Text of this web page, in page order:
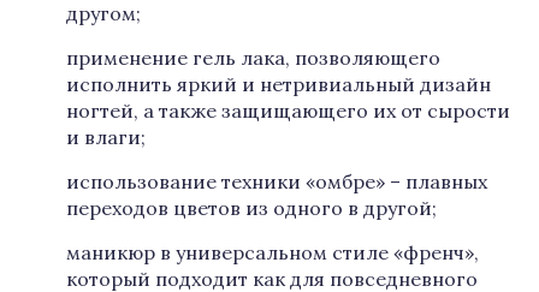
другом;
применение гель лака, позволяющего
исполнить яркий и нетривиальный дизайн
ногтей, а также защищающего их от сырости
и влаги;
использование техники «омбре» – плавных
переходов цветов из одного в другой;
маникюр в универсальном стиле «френч»,
который подходит как для повседневного